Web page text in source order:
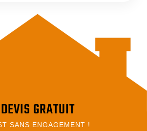
DEVIS GRATUIT
SANS ENGAGEMENT !